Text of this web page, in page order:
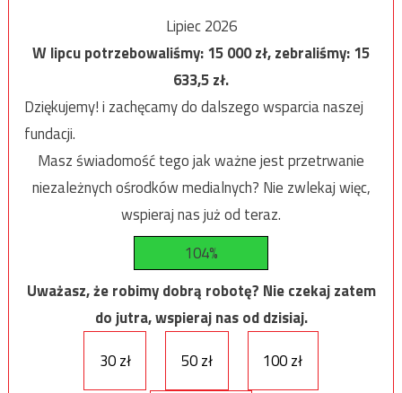
Lipiec 2026
W lipcu potrzebowaliśmy:15 000zł, zebraliśmy:15
633,5zł.
Dziękujemy! i zachęcamy do dalszego wsparcia naszej
fundacji.
Masz świadomość tego jak ważne jest przetrwanie
niezależnych ośrodków medialnych? Nie zwlekaj więc,
wspieraj nas już od teraz.
104%
Uważasz, że robimy dobrą robotę? Nie czekaj zatem
do jutra, wspieraj nas od dzisiaj.
30 zł
50 zł 100 zł